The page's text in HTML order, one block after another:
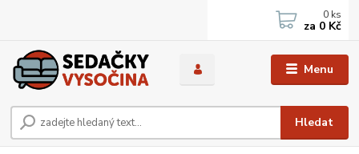
Menu
Hledat
0 ks
za 0 Kč